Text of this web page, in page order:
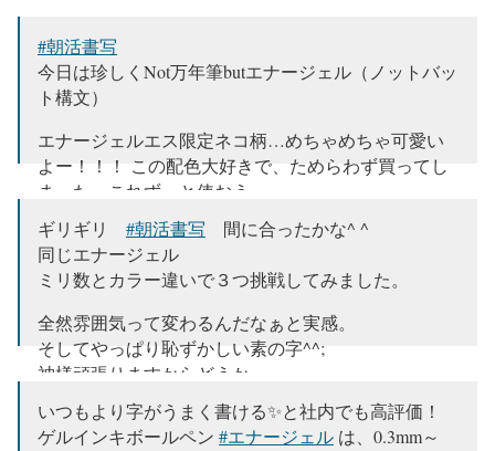
#朝活書写
今日は珍しくNot万年筆butエナージェル（ノットバッ
ト構文）
エナージェルエス限定ネコ柄…めちゃめちゃ可愛い
よー！！！ この配色大好きで、ためらわず買ってし
まった。これずっと使おう。
pic.twitter.com/kwZSPpZPEh
— ジャスティス (@justice425403)
ギリギリ #朝活書写 間に合ったかな^ ^
同じエナージェル
ミリ数とカラー違いで３つ挑戦してみました。
全然雰囲気って変わるんだなぁと実感。
そしてやっぱり恥ずかしい素の字^^;
神様頑張りますからどうか
美しい字を書ける様になりますように⭐︎
#朝活書写
pic.twitter.com/oZhUY1ibd9
いつもより字がうまく書ける✨と社内でも高評価！
ゲルインキボールペン #エナージェル は、0.3mm～